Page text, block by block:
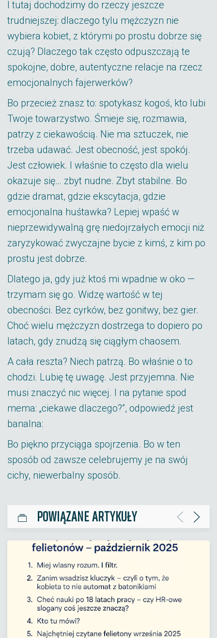
I tutaj dochodzimy do rzeczy jeszcze
trudniejszej: dlaczego tylu mężczyzn nie
wybiera kobiet, z którymi po prostu dobrze się
czują? Dlaczego tak często odpuszczają te
spokojne, dobre, autentyczne relacje na rzecz
emocjonalnych fajerwerków?
Bo przecież znasz to: spotykasz kogoś, kto lubi
Twoje towarzystwo. Śmieje się, rozmawia,
patrzy z ciekawością. Nie ma sztuczek, nie
trzeba udawać. Jest obecność, jest spokój.
Jest człowiek. I właśnie to często dla wielu
okazuje się… zbyt nudne. Zbyt stabilne. Bo
gdzie dramat, gdzie ekscytacja, gdzie
emocjonalna huśtawka? Lepiej wpaść w
nieprzewidywalną grę niedojrzałych emocji niż
zaryzykować zwyczajne bycie z kimś, z kim po
prostu jest dobrze.
Dlatego ja, gdy już ktoś mi wpadnie w oko —
trzymam się go. Widzę wartość w tej
obecności. Bez cyrków, bez gonitwy, bez gier.
Choć wielu mężczyzn dostrzega to dopiero po
latach, gdy znudzą się ciągłym chaosem.
A cała reszta? Niech patrzą. Bo właśnie o to
chodzi. Lubię tę uwagę. Jest przyjemna. Nie
musi znaczyć nic więcej. I na pytanie spod
mema: „ciekawe dlaczego?”, odpowiedź jest
banalna:
Bo piękno przyciąga spojrzenia. Bo w ten
sposób od zawsze celebrujemy je na swój
cichy, niewerbalny sposób.
POWIĄZANE ARTYKUŁY